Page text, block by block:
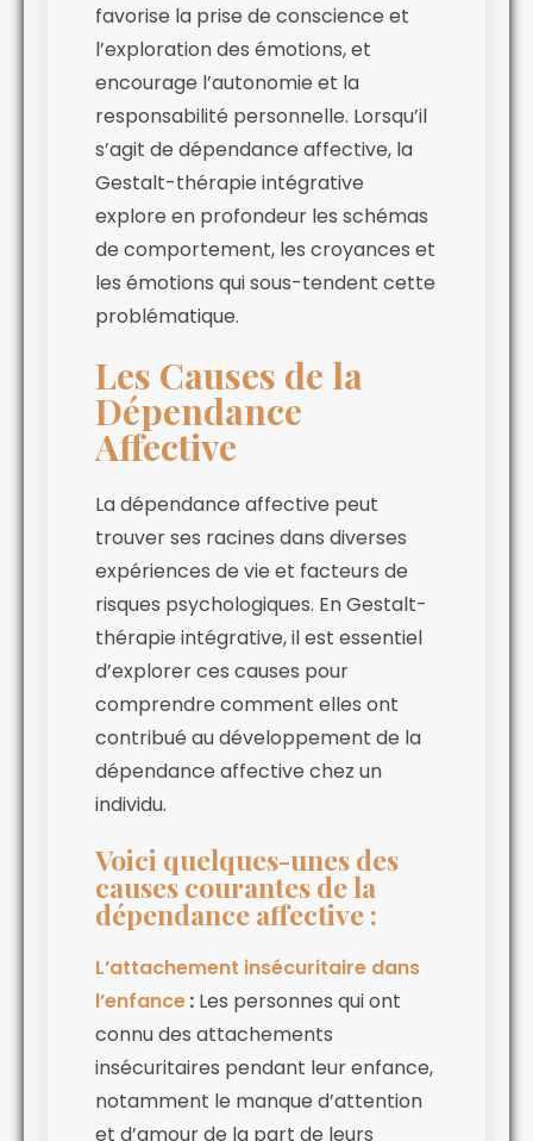
favorise la prise de conscience et
l’exploration des émotions, et
encourage l’autonomie et la
responsabilité personnelle. Lorsqu’il
s’agit de dépendance affective, la
Gestalt-thérapie intégrative
explore en profondeur les schémas
de comportement, les croyances et
les émotions qui sous-tendent cette
problématique.
Les Causes de la
Dépendance
Affective
La dépendance affective peut
trouver ses racines dans diverses
expériences de vie et facteurs de
risques psychologiques. En Gestalt-
thérapie intégrative, il est essentiel
d’explorer ces causes pour
comprendre comment elles ont
contribué au développement de la
dépendance affective chez un
individu.
Voici quelques-unes des
causes courantes de la
dépendance affective :
L’attachement insécuritaire dans
l’enfance: Les personnes qui ont
connu des attachements
insécuritaires pendant leur enfance,
notamment le manque d’attention
et d’amour de la part de leurs